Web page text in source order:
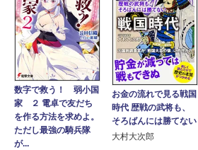
数字で救う！ 弱小国
家 ２ 電卓で友だち
を作る方法を求めよ。
ただし最強の騎兵隊
が...
お金の流れで見る戦国
時代 歴戦の武将も、
そろばんには勝てない
大村大次郎